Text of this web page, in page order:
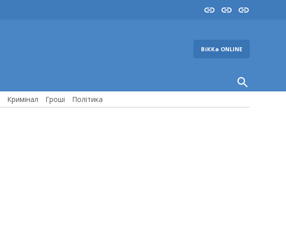
InstaYouTube
FB
ВіККа ONLINE
Open
Search
Кримінал Гроші Політика